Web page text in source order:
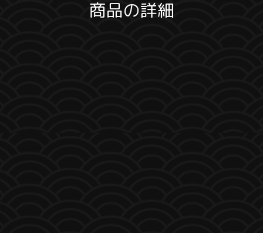
商品の詳細